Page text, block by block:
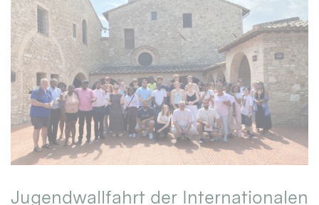
Jugendwallfahrt der Internationalen